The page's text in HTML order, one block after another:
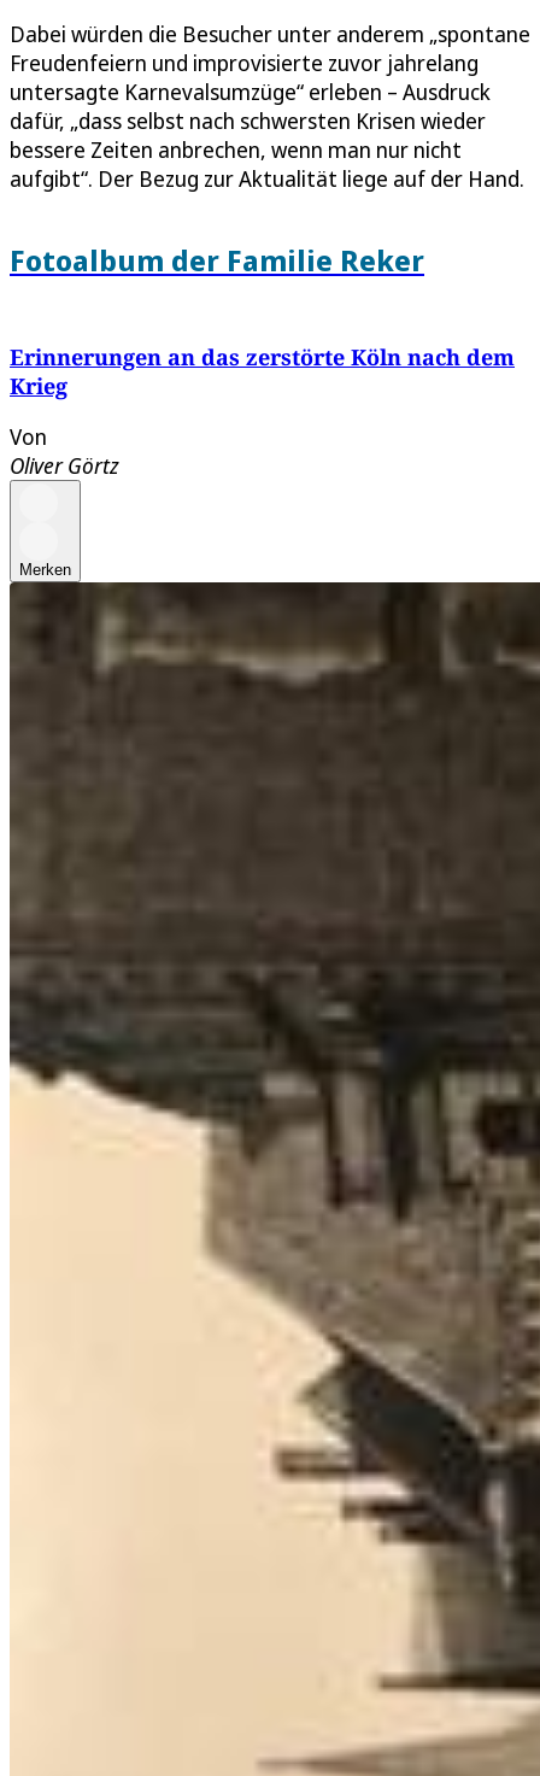
Dabei würden die Besucher unter anderem „spontane
Freudenfeiern und improvisierte zuvor jahrelang
untersagte Karnevalsumzüge“ erleben – Ausdruck
dafür, „dass selbst nach schwersten Krisen wieder
bessere Zeiten anbrechen, wenn man nur nicht
aufgibt“. Der Bezug zur Aktualität liege auf der Hand.
Fotoalbum der Familie Reker
Erinnerungen an das zerstörte Köln nach dem
Krieg
Von
Oliver Görtz
Merken